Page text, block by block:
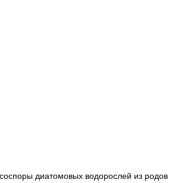
диатомовых водорослей из родов